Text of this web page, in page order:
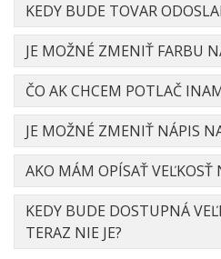
KEDY BUDE TOVAR
JE MOŽNÉ ZMENIŤ FARBU
ČO AK CHCEM POTLAČ
JE MOŽNÉ ZMENIŤ NÁPIS
AKO MÁM OPÍSAŤ VEĽKOSŤ
KEDY BUDE DOSTUPNÁ
TERAZ NIE JE?